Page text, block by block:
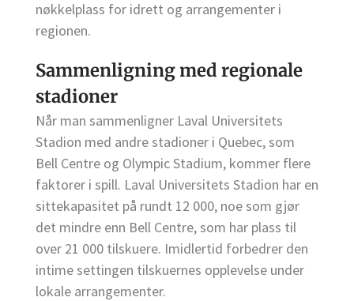
nøkkelplass for idrett og arrangementer i
regionen.
Sammenligning med regionale
stadioner
Når man sammenligner Laval Universitets
Stadion med andre stadioner i Quebec, som
Bell Centre og Olympic Stadium, kommer flere
faktorer i spill. Laval Universitets Stadion har en
sittekapasitet på rundt 12 000, noe som gjør
det mindre enn Bell Centre, som har plass til
over 21 000 tilskuere. Imidlertid forbedrer den
intime settingen tilskuernes opplevelse under
lokale arrangementer.